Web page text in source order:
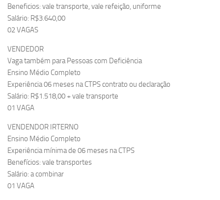
Beneficios: vale transporte, vale refeição, uniforme
Salário: R$3.640,00
02 VAGAS
VENDEDOR
Vaga também para Pessoas com Deficiência
Ensino Médio Completo
Experiência 06 meses na CTPS contrato ou declaração
Salário: R$1.518,00 + vale transporte
01 VAGA
VENDENDOR IRTERNO
Ensino Médio Completo
Experiência mínima de 06 meses na CTPS
Benefícios: vale transportes
Salário: a combinar
01 VAGA